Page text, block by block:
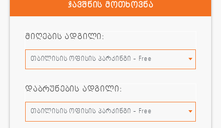
ჯავშნის მოთხოვნა
მიღების ადგილი:
თბილისის ოფისის პარკინგი - Free
დაბრუნების ადგილი:
თბილისის ოფისის პარკინგი - Free